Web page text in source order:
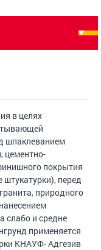
в целях
шпаклеванием
цементно-
покрытия
перед
природного
слабо и средне
применяется
КНАУФ- Адгезив